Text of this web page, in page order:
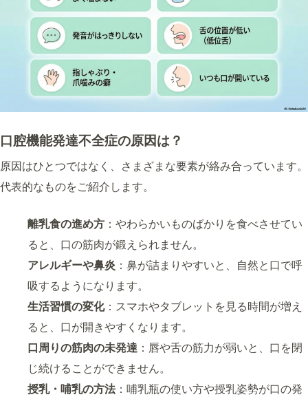
口腔機能発達不全症の原因は？
原因はひとつではなく、さまざまな要素が絡み合っています。
代表的なものをご紹介します。
離乳食の進め方 ：やわらかいものばかりを食べさせてい
ると、口の筋肉が鍛えられません。
アレルギーや鼻炎 ：鼻が詰まりやすいと、自然と口で呼
吸するようになります。
生活習慣の変化：スマホやタブレットを見る時間が増え
ると、口が開きやすくなります。
口周りの筋肉の未発達 ：唇や舌の筋力が弱いと、口を閉
じ続けることができません。
授乳・哺乳の方法：哺乳瓶の使い方や授乳姿勢が口の発